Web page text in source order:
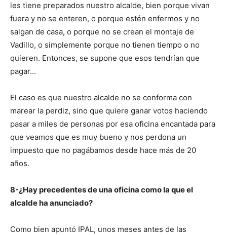
les tiene preparados nuestro alcalde, bien porque vivan
fuera y no se enteren, o porque estén enfermos y no
salgan de casa, o porque no se crean el montaje de
Vadillo, o simplemente porque no tienen tiempo o no
quieren. Entonces, se supone que esos tendrían que
pagar…
El caso es que nuestro alcalde no se conforma con
marear la perdiz, sino que quiere ganar votos haciendo
pasar a miles de personas por esa oficina encantada para
que veamos que es muy bueno y nos perdona un
impuesto que no pagábamos desde hace más de 20
años.
8-¿Hay precedentes de una oficina como la que el
alcalde ha anunciado?
Como bien apuntó IPAL, unos meses antes de las